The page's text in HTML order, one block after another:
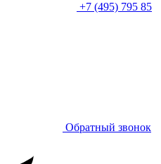
+7 (495) 795 85
Обратный звонок